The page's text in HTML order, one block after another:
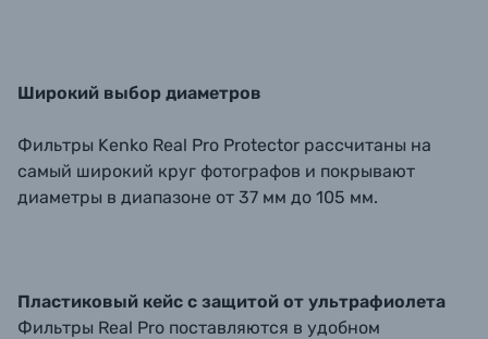
Широкий выбор диаметров
Фильтры Kenko Real Pro Protector рассчитаны на
самый широкий круг фотографов и покрывают
диаметры в диапазоне от 37 мм до 105 мм.
Пластиковый кейс с защитой от ультрафиолета
Фильтры Real Pro поставляются в удобном